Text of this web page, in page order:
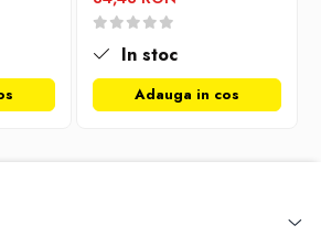
In stoc
Adauga in cos